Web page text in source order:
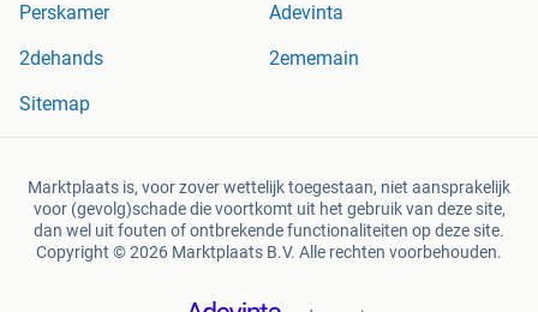
Perskamer
Adevinta
2dehands
2ememain
Sitemap
Marktplaats is, voor zover wettelijk toegestaan, niet aansprakelijk
voor (gevolg)schade die voortkomt uit het gebruik van deze site,
dan wel uit fouten of ontbrekende functionaliteiten op deze site.
Copyright © 2026 Marktplaats B.V. Alle rechten voorbehouden.